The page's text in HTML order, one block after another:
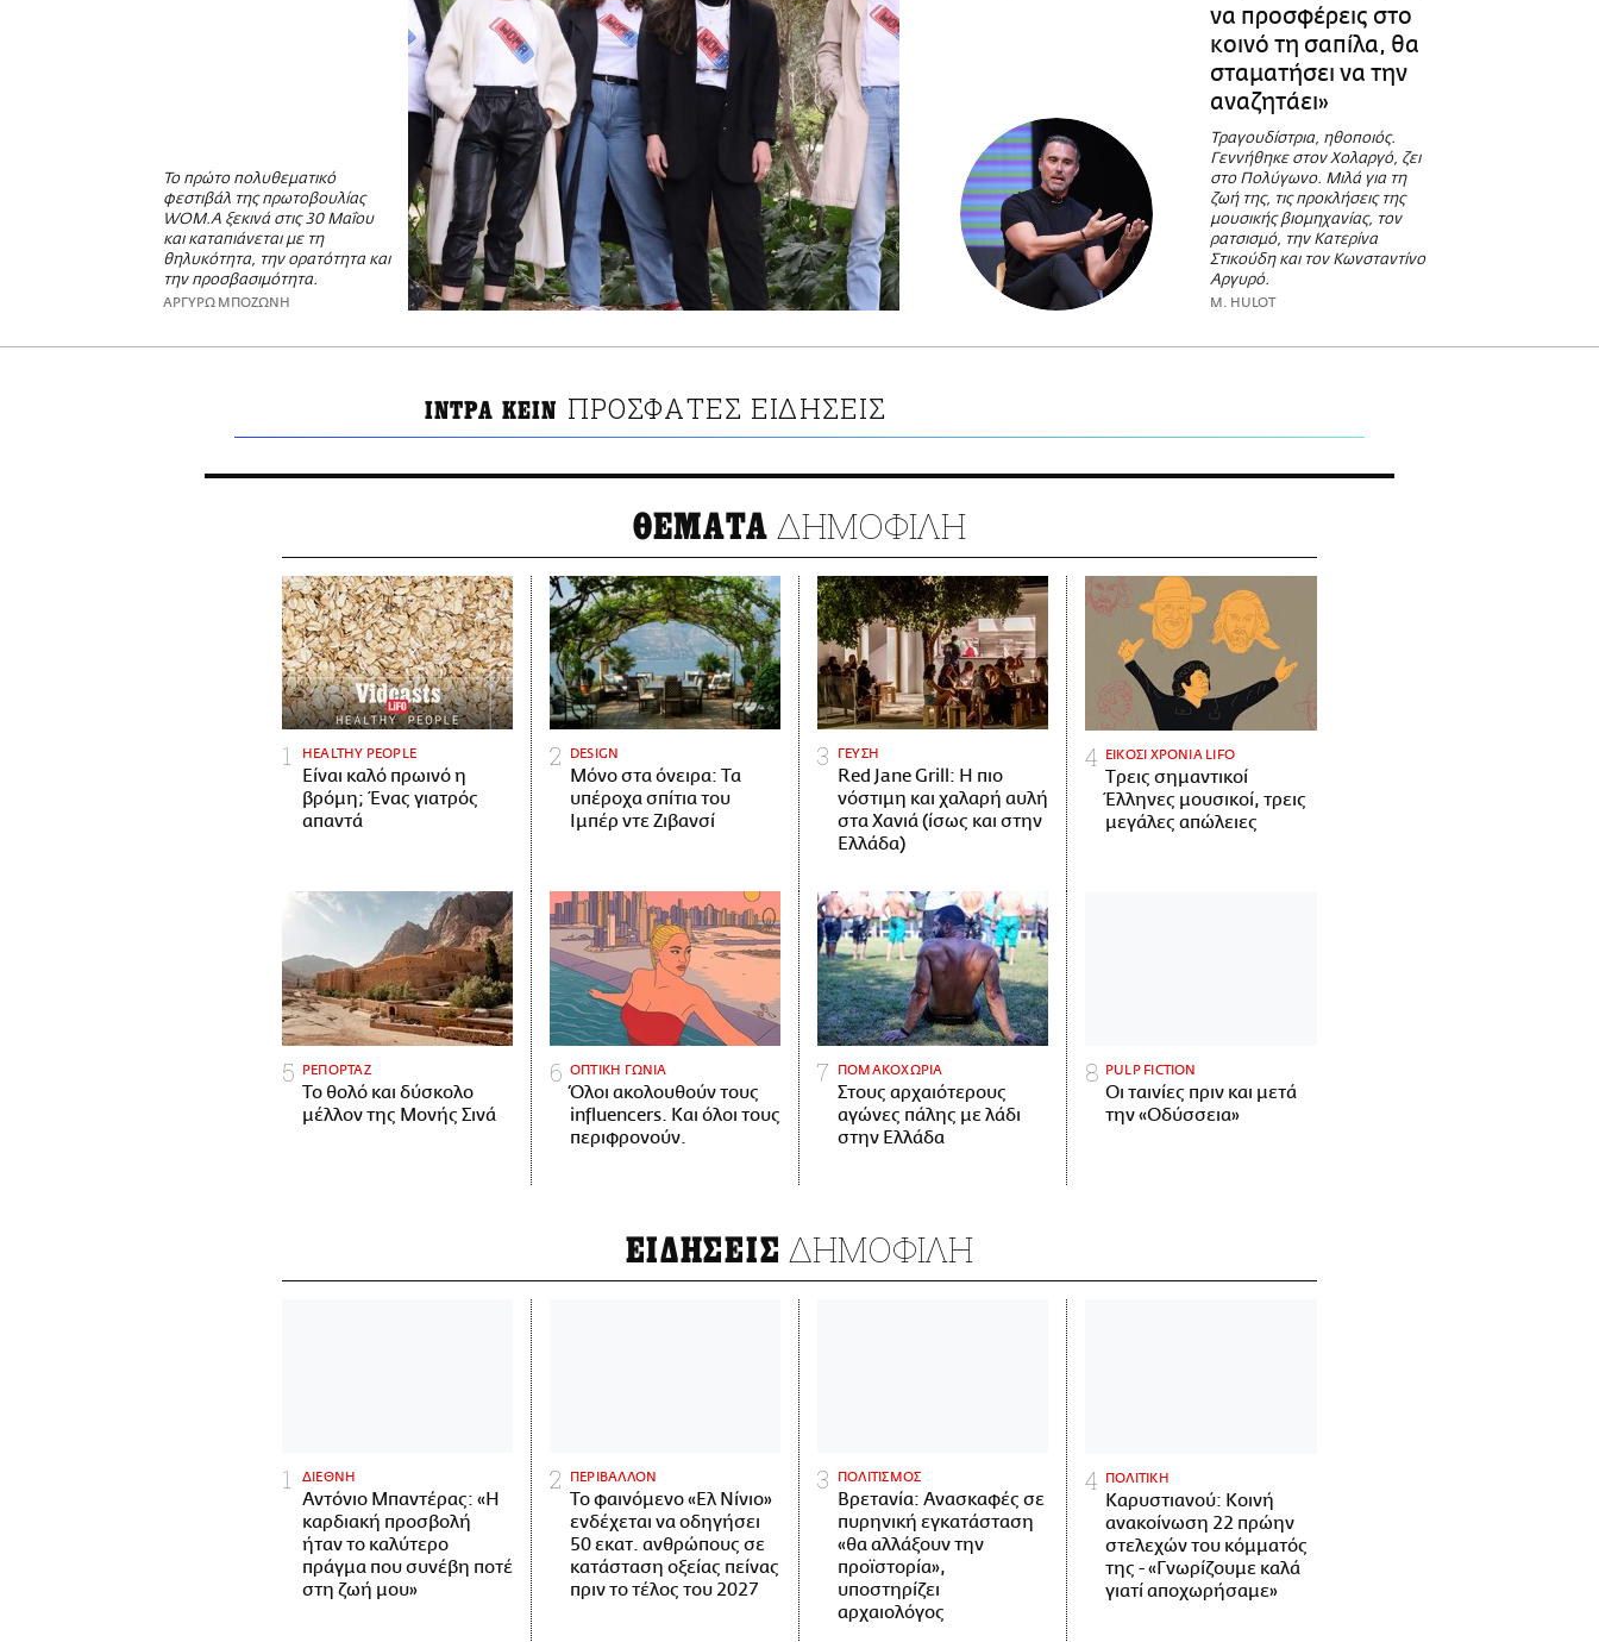
To πρώτο πολυθεματικό
φεστιβάλ της πρωτοβουλίας
WOM.A ξεκινά στις 30 Μαΐου
και καταπιάνεται με τη
θηλυκότητα, την ορατότητα και
την προσβασιμότητα.
ΑΡΓΥΡΩ ΜΠΟΖΩΝΗ
να προσφέρεις στο
κοινό τη σαπίλα, θα
σταματήσει να την
αναζητάει»
Tραγουδίστρια, ηθοποιός.
Γεννήθηκε στον Χολαργό, ζει
στο Πολύγωνο. Μιλά για τη
ζωή της, τις προκλήσεις της
μουσικής βιομηχανίας, τον
ρατσισμό, την Κατερίνα
Στικούδη και τον Κωνσταντίνο
Αργυρό.
M. HULOT
ΙΝΤΡΑ ΚΕΙΝ ΠΡΟΣΦΑΤΕΣ ΕΙΔΗΣΕΙΣ
ΘΕΜΑΤΑ ΔΗΜΟΦΙΛΗ
HEALTHY PEOPLE
Είναι καλό πρωινό η
βρόμη; Ένας γιατρός
απαντά
DESIGN
Μόνο στα όνειρα: Τα
υπέροχα σπίτια του
Ιμπέρ ντε Ζιβανσί
ΓΕΥΣΗ
Red Jane Grill: Η πιο
νόστιμη και χαλαρή αυλή
στα Χανιά (ίσως και στην
Ελλάδα)
ΕΙΚΟΣΙ ΧΡΟΝΙΑ LIFO
Tρεις σημαντικοί
Έλληνες μουσικοί, τρεις
μεγάλες απώλειες
ΡΕΠΟΡΤΑΖ
Το θολό και δύσκολο
μέλλον της Μονής Σινά
ΟΠΤΙΚΗ ΓΩΝΙΑ
Όλοι ακολουθούν τους
influencers. Και όλοι τους
περιφρονούν.
ΠΟΜΑΚΟΧΩΡΙΑ
Στους αρχαιότερους
αγώνες πάλης με λάδι
στην Ελλάδα
PULP FICTION
Οι ταινίες πριν και μετά
την «Οδύσσεια»
ΕΙΔΗΣΕΙΣ ΔΗΜΟΦΙΛΗ
ΔΙΕΘΝΗ
Αντόνιο Μπαντέρας: «Η
καρδιακή προσβολή
ήταν το καλύτερο
πράγμα που συνέβη ποτέ
στη ζωή μου»
ΠΕΡΙΒΑΛΛΟΝ
Το φαινόμενο «Ελ Νίνιο»
ενδέχεται να οδηγήσει
50 εκατ. ανθρώπους σε
κατάσταση οξείας πείνας
πριν το τέλος του 2027
ΠΟΛΙΤΙΣΜΟΣ
Βρετανία: Ανασκαφές σε
πυρηνική εγκατάσταση
«θα αλλάξουν την
προϊστορία»,
υποστηρίζει
αρχαιολόγος
ΠΟΛΙΤΙΚΗ
Καρυστιανού: Κοινή
ανακοίνωση 22 πρώην
στελεχών του κόμματός
της - «Γνωρίζουμε καλά
γιατί αποχωρήσαμε»